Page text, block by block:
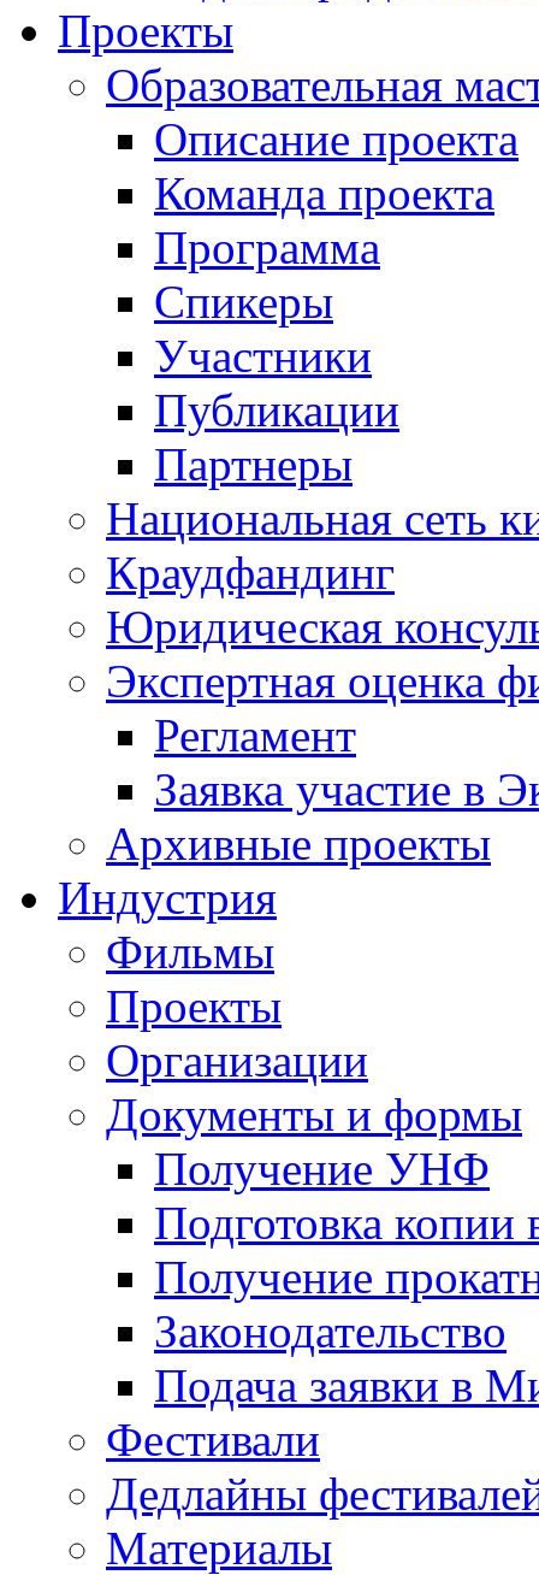
Проекты
Образовательная
Описание проекта
Команда проекта
Программа
Спикеры
Участники
Публикации
Партнеры
Национальная сеть
Краудфандинг
Юридическая
Экспертная оценка
Регламент
Заявка участие в
Архивные проекты
Индустрия
Фильмы
Проекты
Организации
Документы и формы
Получение УНФ
Подготовка копии
Получение
Законодательство
Подача заявки в
Фестивали
Дедлайны
Материалы